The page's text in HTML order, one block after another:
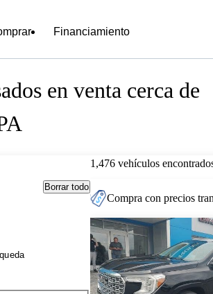
Financiamiento
en venta cerca de
Borrar todo
1,476 vehículos
Compra con precios